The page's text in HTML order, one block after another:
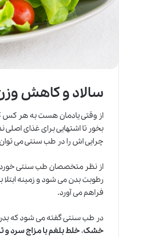
سالاد و کاهش
از وقتی یادمان هست به هر کس
بخور تا اشتهایی برای غذای
چرایی اش را در طب سنتی می
از نظر متخصصان طب سنتی
رطوبت بدن می شود و زمینه
فراهم می آورد.
در طب سنتی گفته می شود که بدن انسان و
خشک،خلط بلغم با مزاج سرد و